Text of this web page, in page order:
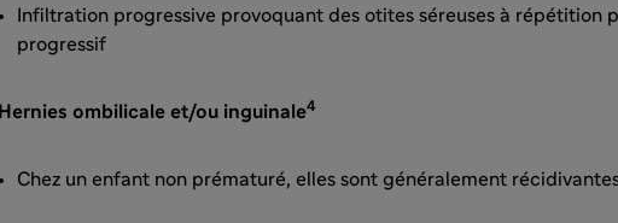
Infiltration progressive provoquant des otites séreuses à répétition
progressif
Hernies ombilicale et/ou inguinale4
Chez un enfant non prématuré, elles sont généralement